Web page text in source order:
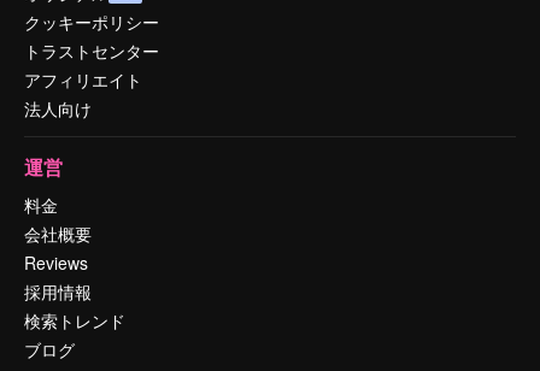
クッキーポリシー
トラストセンター
アフィリエイト
法人向け
運営
料金
会社概要
Reviews
採用情報
検索トレンド
ブログ